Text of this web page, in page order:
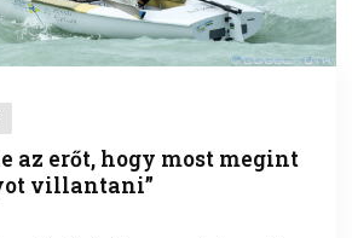
az erőt, hogy most megint
villantani”